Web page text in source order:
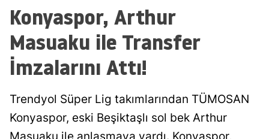
Konyaspor, Arthur
Masuaku ile Transfer
İmzalarını Attı!
Trendyol Süper Lig takımlarından TÜMOSAN
Konyaspor, eski Beşiktaşlı sol bek Arthur
Masuaku ile anlaşmaya vardı. Konyaspor,